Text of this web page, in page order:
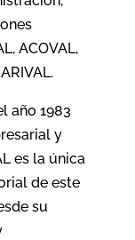
ACOVAL,
año 1983
y
es la única
de este
su